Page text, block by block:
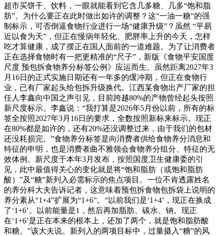
超市买饼干、饮料，一眼就能看到它含几多糖、几多“饱和脂
肪”。为什么要正在此时做出如许的调整？这“一油一糖”的强
制标示，可否倒逼食物行业进行一场“健康升级”？虽然 “平易
近以食为天”，但正在慢病年轻化、肥胖率上升的今天，怎样
吃才算健康，成了摆正在国人面前的一道难题。为了让消费者
正在选择食物时有一把更精准的“尺子”，新版《食物平安国度
尺度 预包拆食物养分标签公例》应运而生。虽然距离2027年3
月16日的正式实施日期还有一年多的缓冲期，但正在食物行
业，已有厂家起头给包拆升级换代。江西某食物出产厂家的担
任人李鑫向中国之声引见，目前跨越80%的产物曾经起头按照
新尺度标示。李鑫说：“我打算是2026年5月份以前，所有的标
签全按照2027年3月16日的要求，全数按照新标来标示。现正
在80%都是如许的，还有20%还没调整过来，由于我们的包材
还没耗损完。”食物养分标签是向消费者供给食物养分消息和
特征的申明，也是消费者曲不雅领会食物养分组分、特征的无
效体例。新尺度于本年3月发布，按照国度卫生健康委的引
见，此中最值得关心的变化就是将“饱和脂肪（或饱和脂肪
酸）”及“糖”新列入必需标示的焦点项目。一位不肯透露姓名
的养分科大夫告诉记者，这意味着预包拆食物包拆袋上说明的
养分素从“1+4”扩展为“1+6”。“以前我们是‘1+4’，现正在换成
了‘1+6’。以前能量是1，然后再加脂肪、碳水、钠。现正
在‘1+6’是正在本来的根本上，还加了两个，就是饱和脂肪酸
和糖。”该大夫说。新列入的两项目标中，过量摄入“糖”的风